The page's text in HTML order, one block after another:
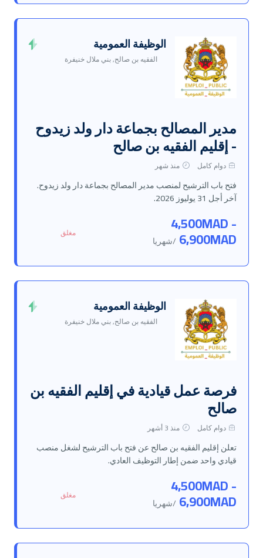
الوظيفة العمومية
الفقيه بن صالح, بني ملال خنيفرة
مدير المصالح بجماعة دار ولد زيدوح
- إقليم الفقيه بن صالح
دوام كامل منذ شهر
فتح باب الترشيح لمنصب مدير المصالح بجماعة دار ولد زيدوح.
آخر أجل 31 يوليوز 2026.
4,500MAD -
6,900MAD /شهريا
مغلق
الوظيفة العمومية
الفقيه بن صالح, بني ملال خنيفرة
فرصة عمل قيادية في إقليم الفقيه بن
صالح
دوام كامل منذ 3 أشهر
تعلن إقليم الفقيه بن صالح عن فتح باب الترشيح لشغل منصب
قيادي واحد ضمن إطار التوظيف العادي.
4,500MAD -
6,900MAD /شهريا
مغلق